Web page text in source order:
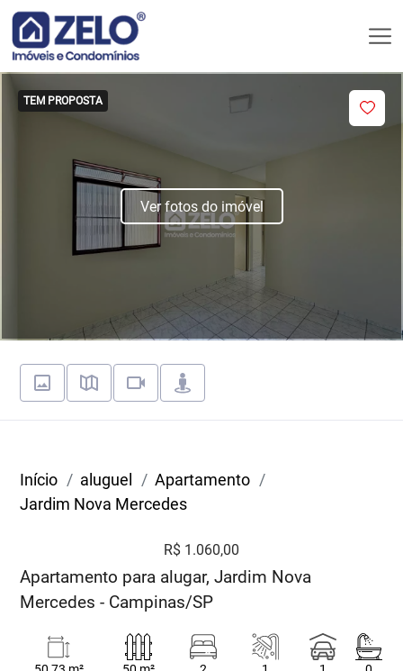
TEM PROPOSTA
Ver fotos do imóvel
Início aluguel
Apartamento
Jardim Nova Mercedes
R$ 1.060,00
Apartamento para alugar, Jardim Nova
Mercedes - Campinas/SP